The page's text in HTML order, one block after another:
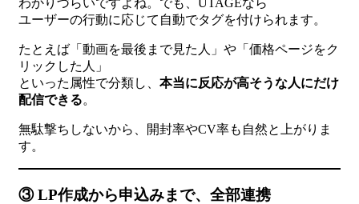
わかりづらいですよね。でも、UTAGEなら
ユーザーの行動に応じて自動でタグを付けられます。
たとえば「動画を最後まで見た人」や「価格ページをク
リックした人」
といった属性で分類し、 本当に反応が高そうな人にだけ
配信できる。
無駄撃ちしないから、開封率やCV率も自然と上がりま
す。
③ LP作成から申込みまで、全部連携